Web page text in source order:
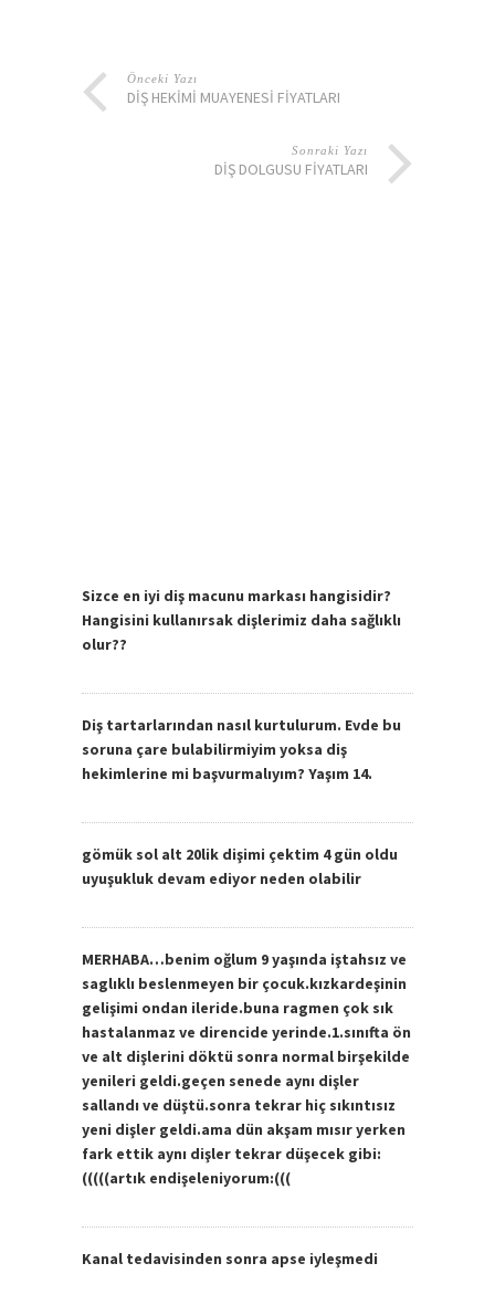
Önceki Yazı
DIŞ HEKIMI MUAYENESI FIYATLARI
Sonraki Yazı
DIŞ DOLGUSU FIYATLARI
Sizce en iyi diş macunu markası hangisidir?
Hangisini kullanırsak dişlerimiz daha sağlıklı
olur??
Diş tartarlarından nasıl kurtulurum. Evde bu
soruna çare bulabilirmiyim yoksa diş
hekimlerine mi başvurmalıyım? Yaşım 14.
gömük sol alt 20lik dişimi çektim 4 gün oldu
uyuşukluk devam ediyor neden olabilir
MERHABA…benim oğlum 9 yaşında iştahsız ve
saglıklı beslenmeyen bir çocuk.kızkardeşinin
gelişimi ondan ileride.buna ragmen çok sık
hastalanmaz ve direncide yerinde.1.sınıfta ön
ve alt dişlerini döktü sonra normal birşekilde
yenileri geldi.geçen senede aynı dişler
sallandı ve düştü.sonra tekrar hiç sıkıntısız
yeni dişler geldi.ama dün akşam mısır yerken
fark ettik aynı dişler tekrar düşecek gibi:
(((((artık endişeleniyorum:(((
Kanal tedavisinden sonra apse iyleşmedi